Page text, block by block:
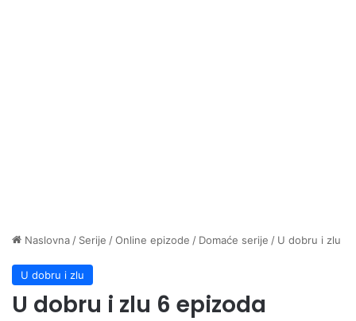
Naslovna / Serije /Online epizode / Domaće serije / U dobru i zlu
U dobru i zlu
U dobru i zlu 6 epizoda